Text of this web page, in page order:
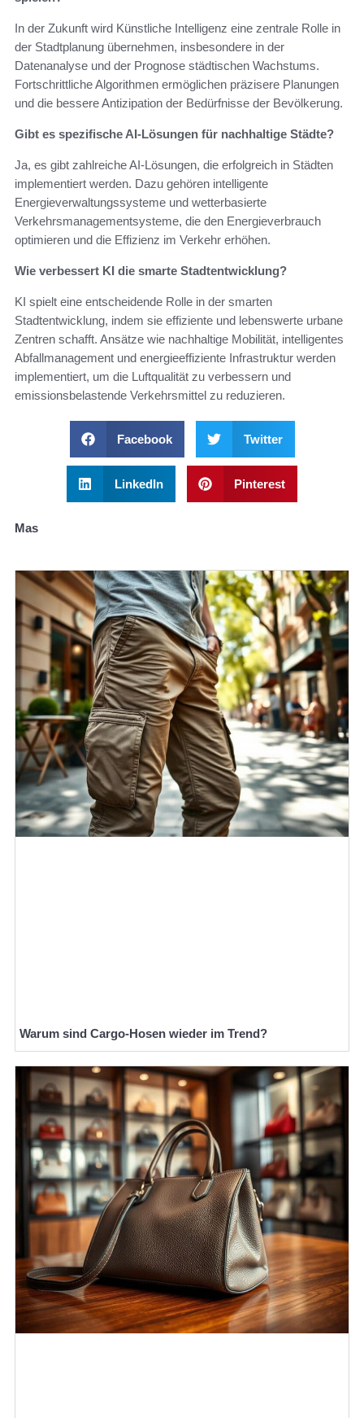
In der Zukunft wird Künstliche Intelligenz eine zentrale Rolle in
der Stadtplanung übernehmen, insbesondere in der
Datenanalyse und der Prognose städtischen Wachstums.
Fortschrittliche Algorithmen ermöglichen präzisere Planungen
und die bessere Antizipation der Bedürfnisse der Bevölkerung.
Gibt es spezifische AI-Lösungen für nachhaltige Städte?
Ja, es gibt zahlreiche AI-Lösungen, die erfolgreich in Städten
implementiert werden. Dazu gehören intelligente
Energieverwaltungssysteme und wetterbasierte
Verkehrsmanagementsysteme, die den Energieverbrauch
optimieren und die Effizienz im Verkehr erhöhen.
Wie verbessert KI die smarte Stadtentwicklung?
KI spielt eine entscheidende Rolle in der smarten
Stadtentwicklung, indem sie effiziente und lebenswerte urbane
Zentren schafft. Ansätze wie nachhaltige Mobilität, intelligentes
Abfallmanagement und energieeffiziente Infrastruktur werden
implementiert, um die Luftqualität zu verbessern und
emissionsbelastende Verkehrsmittel zu reduzieren.
Facebook Twitter
LinkedIn Pinterest
Mas
Warum sind Cargo-Hosen wieder im Trend?